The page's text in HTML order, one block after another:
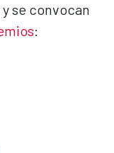
se convocan
: